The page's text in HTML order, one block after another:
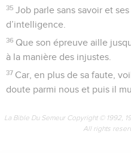
35 Job parle sans savoir et
d’intelligence.
36 Que son épreuve aille
à la manière des injustes.
37 Car, en plus de sa faute,
doute parmi nous et puis il
La Bible Du Semeur Copyright © 1992,
All rights